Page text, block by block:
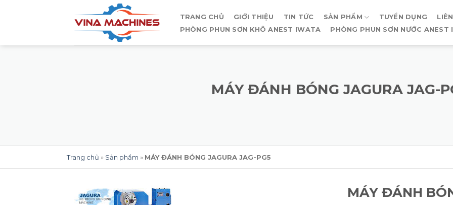
TRANG CHỦ GIỚI THIỆU TIN TỨC SẢN PHẨM TUYỂN DỤNG
PHÒNG PHUN SƠN KHÔ ANEST IWATA
PHÒNG PHUN SƠN NƯỚC ANEST
MÁY ĐÁNH BÓNG JAGURA JAG-
Trang chủ » Sản phẩm » MÁY ĐÁNH BÓNG JAGURA JAG-PG5
MÁY ĐÁNH